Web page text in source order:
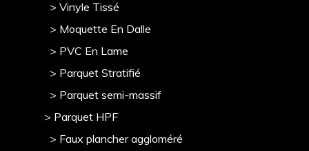
> Vinyle Tissé
> Moquette En Dalle
> PVC En Lame
> Parquet Stratifié
> Parquet semi-massif
> Parquet HPF
> Faux plancher aggloméré